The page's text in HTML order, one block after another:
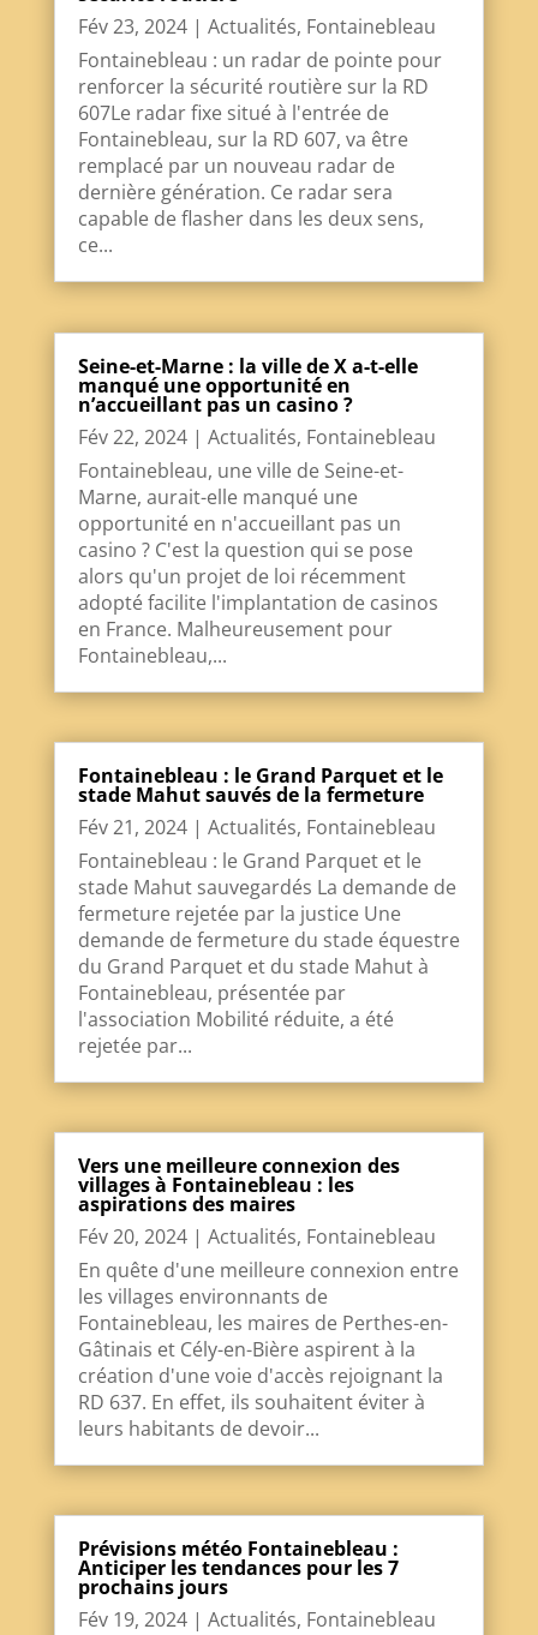
Fév 23, 2024| Actualités, Fontainebleau
Fontainebleau : un radar de pointe pour
renforcer la sécurité routière sur la RD
607Le radar fixe situé à l'entrée de
Fontainebleau, sur la RD 607, va être
remplacé par un nouveau radar de
dernière génération. Ce radar sera
capable de flasher dans les deux sens,
ce...
Seine-et-Marne : la ville de X a-t-elle
manqué une opportunité en
n’accueillant pas un casino ?
Fév 22, 2024| Actualités, Fontainebleau
Fontainebleau, une ville de Seine-et-
Marne, aurait-elle manqué une
opportunité en n'accueillant pas un
casino ? C'est la question qui se pose
alors qu'un projet de loi récemment
adopté facilite l'implantation de casinos
en France. Malheureusement pour
Fontainebleau,...
Fontainebleau : le Grand Parquet et le
stade Mahut sauvés de la fermeture
Fév 21, 2024| Actualités, Fontainebleau
Fontainebleau : le Grand Parquet et le
stade Mahut sauvegardés La demande de
fermeture rejetée par la justice Une
demande de fermeture du stade équestre
du Grand Parquet et du stade Mahut à
Fontainebleau, présentée par
l'association Mobilité réduite, a été
rejetée par...
Vers une meilleure connexion des
villages à Fontainebleau : les
aspirations des maires
Fév 20, 2024| Actualités, Fontainebleau
En quête d'une meilleure connexion entre
les villages environnants de
Fontainebleau, les maires de Perthes-en-
Gâtinais et Cély-en-Bière aspirent à la
création d'une voie d'accès rejoignant la
RD 637. En effet, ils souhaitent éviter à
leurs habitants de devoir...
Prévisions météo Fontainebleau :
Anticiper les tendances pour les 7
prochains jours
Fév 19, 2024| Actualités, Fontainebleau